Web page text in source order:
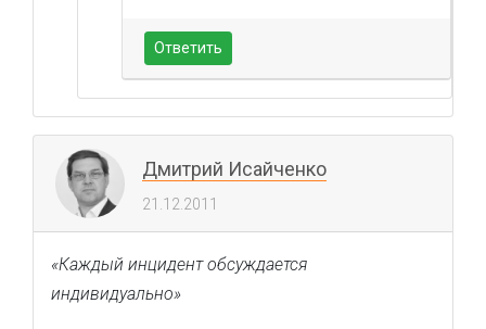
Ответить
Дмитрий Исайченко
21.12.2011
«Каждый инцидент обсуждается
индивидуально»